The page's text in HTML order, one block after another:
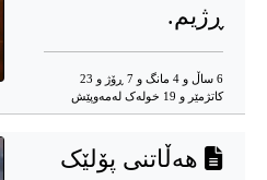
ڕژیم.
6 ساڵ و 4 مانگ و 7 ڕۆژ و 23
کاتژمێر و 19 خوله‌ک له‌مه‌وپێش‌
هەڵاتنی پۆلێک